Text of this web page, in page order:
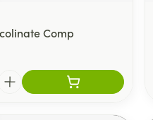
Comp